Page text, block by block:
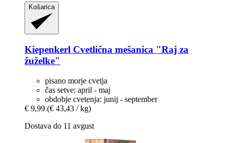
Košarica
Kiepenkerl Cvetlična mešanica "Raj za
žuželke"
pisano morje cvetja
čas setve: april - maj
obdobje cvetenja: junij - september
€ 9,99 (€ 43,43 / kg)
Dostava do 11 avgust